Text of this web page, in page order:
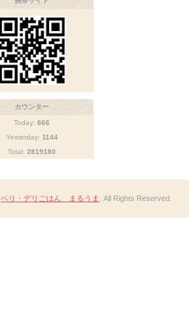
カウンター
Today: 666
Yesterday: 1144
Total: 2819180
ベリ・デリごはん まるうま . All Rights Reserved.